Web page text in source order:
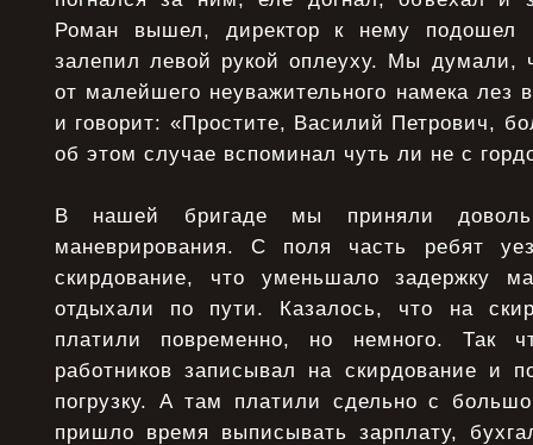
Роман вышел, директор к нему подошел
залепил левой рукой оплеуху. Мы думали,
от малейшего неуважительного намека лез
и говорит: «Простите, Василий Петрович,
об этом случае вспоминал чуть ли не с
В нашей бригаде мы приняли
маневрирования. С поля часть ребят
скирдование, что уменьшало задержку
отдыхали по пути. Казалось, что на
платили повременно, но немного. Так
работников записывал на скирдование и
погрузку. А там платили сдельно с
пришло время выписывать зарплату,